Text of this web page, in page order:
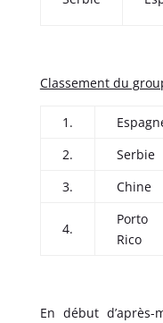
Classement du
1.
2.
Serbie
3.
Chine
4.
Porto
Rico
En début